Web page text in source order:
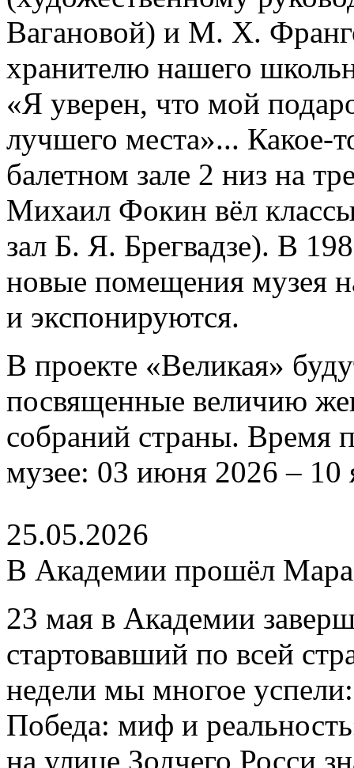
Вагановой) и М. Х.
хранителю нашего
«Я уверен, что мой
лучшего места»... Какое-
балетном зале 2 низ на
Михаил Фокин вёл
зал Б. Я. Брегвадзе). В
новые помещения музея
и экспонируются.
В проекте «Великая»
посвященные величию
собраний страны. Время
музее: 03 июня 2026 – 10
25.05.2026
В Академии прошёл
23 мая в Академии
стартовавший по всей
недели мы многое
Победа: миф и
на улице Зодчего Росси